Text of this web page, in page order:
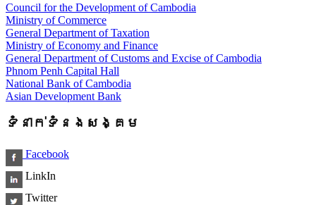
Council for the Development of Cambodia
Ministry of Commerce
General Department of Taxation
Ministry of Economy and Finance
General Department of Customs and Excise of Cambodia
Phnom Penh Capital Hall
National Bank of Cambodia
Asian Development Bank
ទំនាក់ទំនងសង្គម
Facebook
LinkIn
Twitter